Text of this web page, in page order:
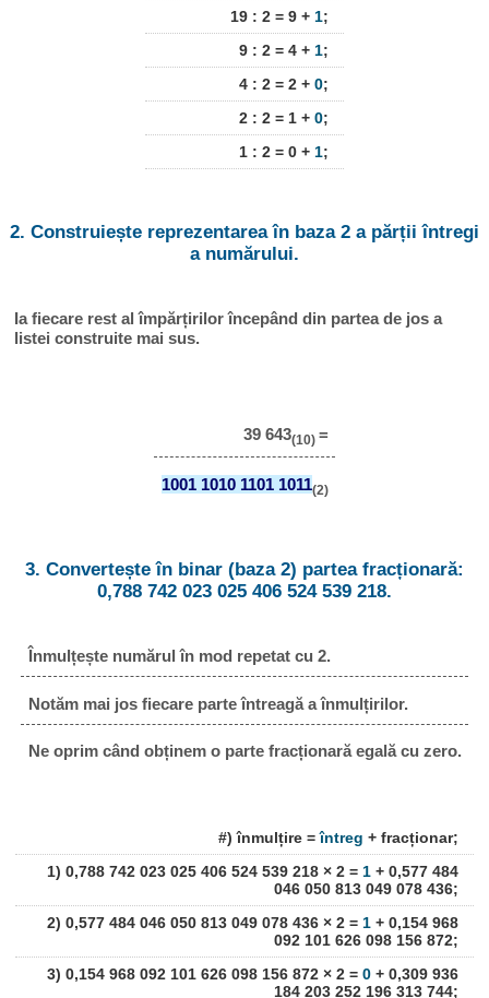
19 : 2 = 9 + 1;
9 : 2 = 4 + 1;
4 : 2 = 2 + 0;
2 : 2 = 1 + 0;
1 : 2 = 0 + 1;
2. Construiește reprezentarea în baza 2 a părții întregi
a numărului.
Ia fiecare rest al împărțirilor începând din partea de jos a
listei construite mai sus.
39 643(10) =
1001 1010 1101 1011(2)
3. Convertește în binar (baza 2) partea fracționară:
0,788 742 023 025 406 524 539 218.
Înmulțește numărul în mod repetat cu 2.
Notăm mai jos fiecare parte întreagă a înmulțirilor.
Ne oprim când obținem o parte fracționară egală cu zero.
#) înmulțire =întreg + fracționar;
1) 0,788 742 023 025 406 524 539 218 × 2 = 1+ 0,577 484
046 050 813 049 078 436;
2) 0,577 484 046 050 813 049 078 436 × 2 = 1+ 0,154 968
092 101 626 098 156 872;
3) 0,154 968 092 101 626 098 156 872 × 2 = 0+ 0,309 936
184 203 252 196 313 744;